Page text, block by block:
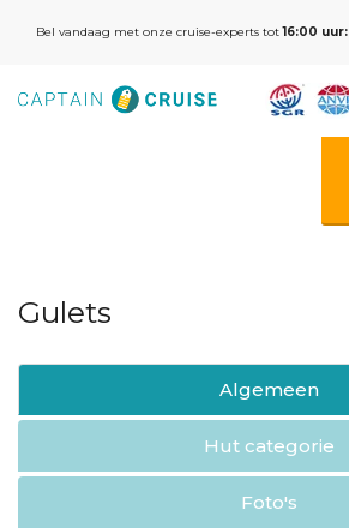
Bel vandaag met onze cruise-experts tot16:00 uur:
Gulets
Algemeen
Hut categorie
Foto's